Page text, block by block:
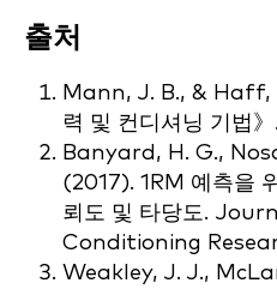
출처
Mann, J. B., & Haff,
력 및 컨디셔닝 기법
Banyard, H. G.,
(2017). 1RM 예측을
뢰도 및 타당도.
Conditioning
Weakley, J. J.,